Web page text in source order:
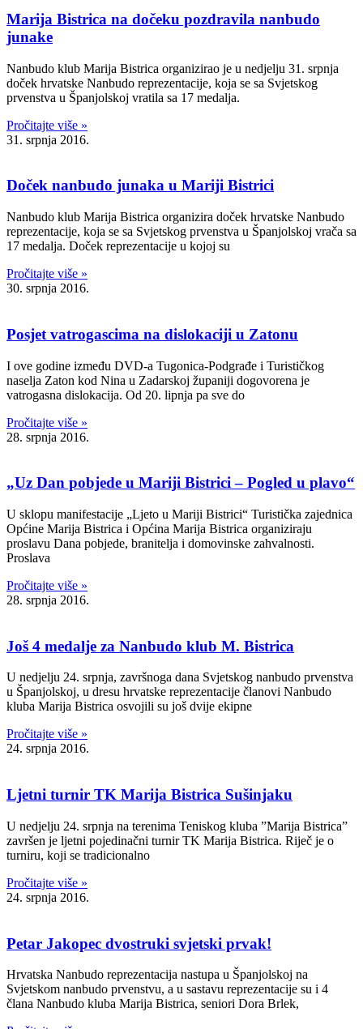
Marija Bistrica na dočeku pozdravila nanbudo
junake
Nanbudo klub Marija Bistrica organizirao je u nedjelju 31. srpnja
doček hrvatske Nanbudo reprezentacije, koja se sa Svjetskog
prvenstva u Španjolskoj vratila sa 17 medalja.
Pročitajte više »
31. srpnja 2016.
Doček nanbudo junaka u Mariji Bistrici
Nanbudo klub Marija Bistrica organizira doček hrvatske Nanbudo
reprezentacije, koja se sa Svjetskog prvenstva u Španjolskoj vrača sa
17 medalja. Doček reprezentacije u kojoj su
Pročitajte više »
30. srpnja 2016.
Posjet vatrogascima na dislokaciji u Zatonu
I ove godine između DVD-a Tugonica-Podgrađe i Turističkog
naselja Zaton kod Nina u Zadarskoj županiji dogovorena je
vatrogasna dislokacija. Od 20. lipnja pa sve do
Pročitajte više »
28. srpnja 2016.
„Uz Dan pobjede u Mariji Bistrici – Pogled u plavo“
U sklopu manifestacije „Ljeto u Mariji Bistrici“ Turistička zajednica
Općine Marija Bistrica i Općina Marija Bistrica organiziraju
proslavu Dana pobjede, branitelja i domovinske zahvalnosti.
Proslava
Pročitajte više »
28. srpnja 2016.
Još 4 medalje za Nanbudo klub M. Bistrica
U nedjelju 24. srpnja, završnoga dana Svjetskog nanbudo prvenstva
u Španjolskoj, u dresu hrvatske reprezentacije članovi Nanbudo
kluba Marija Bistrica osvojili su još dvije ekipne
Pročitajte više »
24. srpnja 2016.
Ljetni turnir TK Marija Bistrica Sušinjaku
U nedjelju 24. srpnja na terenima Teniskog kluba ”Marija Bistrica”
završen je ljetni pojedinačni turnir TK Marija Bistrica. Riječ je o
turniru, koji se tradicionalno
Pročitajte više »
24. srpnja 2016.
Petar Jakopec dvostruki svjetski prvak!
Hrvatska Nanbudo reprezentacija nastupa u Španjolskoj na
Svjetskom nanbudo prvenstvu, a u sastavu reprezentacije su i 4
člana Nanbudo kluba Marija Bistrica, seniori Dora Brlek,